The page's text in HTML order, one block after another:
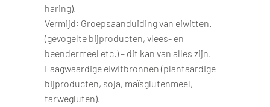
haring).
Vermijd: Groepsaanduiding van eiwitten.
(gevogelte bijproducten, vlees- en
beendermeel etc.) – dit kan van alles zijn.
Laagwaardige eiwitbronnen (plantaardige
bijproducten, soja, maïsglutenmeel,
tarwegluten).